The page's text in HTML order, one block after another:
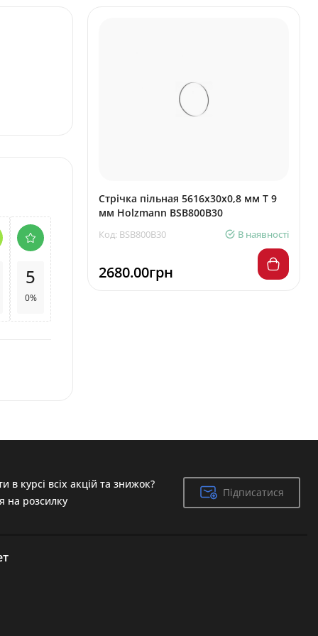
5
0%
Стрічка пільная 5616x30x0,8 мм T 9
мм Holzmann BSB800B30
Код: BSB800B30 В наявності
2680.00грн
в курсі всіх акцій та знижок?
на розсилку
Підписатися
Підписатися